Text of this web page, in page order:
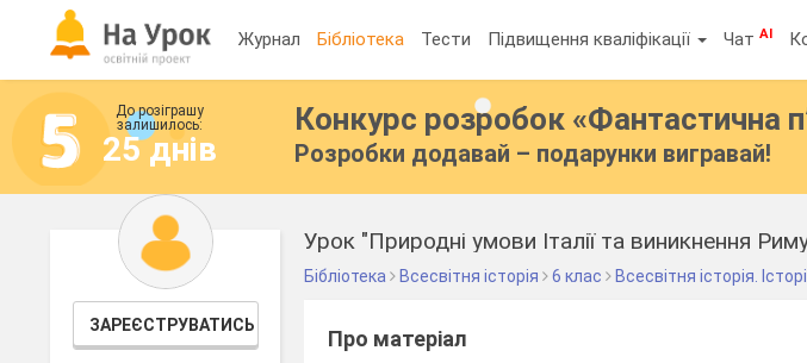
Журнал Бібліотека Тести Підвищення кваліфікації ЧатAI
До розіграшу
залишилось:
25 днів
Конкурс розробок «Фантастична
Розробки додавай – подарунки вигравай!
ЗАРЕЄСТРУВАТИСЬ
Урок "Природні умови Італії та виникнення
Бібліотека Всесвітня історія 6 клас Всесвітня історія.
Про матеріал